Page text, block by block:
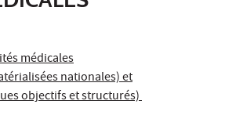
médicales
nationales) et
objectifs et structurés)